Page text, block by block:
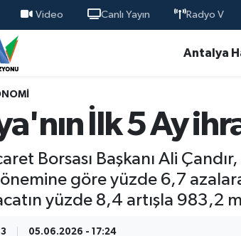
Video Canlı Yayın Radyo V
Antalya
İlk 5 Ay
Borsası Başkanı Ali
göre yüzde 6,7
yüzde 8,4 artışla 983,2
05.06.2026 - 17:24
ve Fikstür